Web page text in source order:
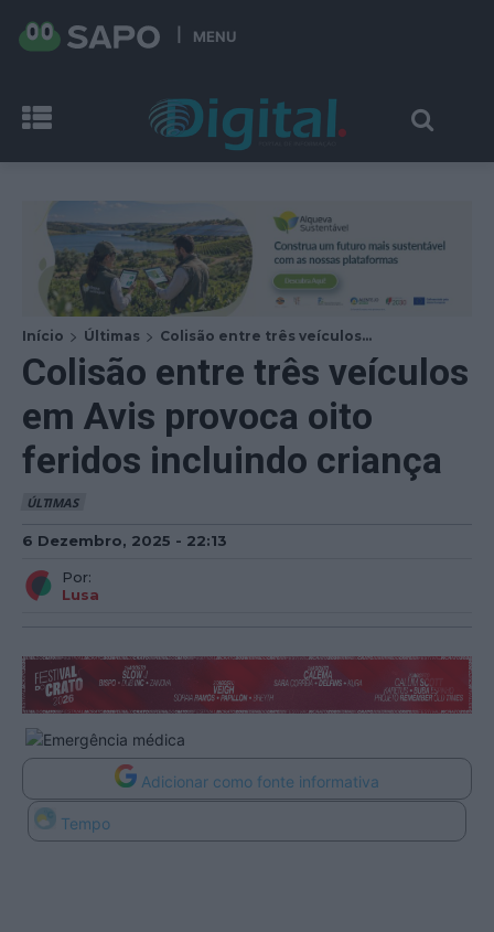
MENU
Início Últimas Colisão entre três veículos...
Colisão entre três veículos
em Avis provoca oito
feridos incluindo criança
ÚLTIMAS
6 Dezembro, 2025 - 22:13
Por:
Lusa
Adicionar como fonte informativa
Tempo